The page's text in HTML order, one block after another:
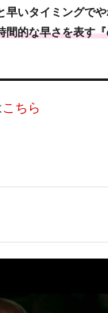
早いタイミングで
間的な早さを表す
こちら